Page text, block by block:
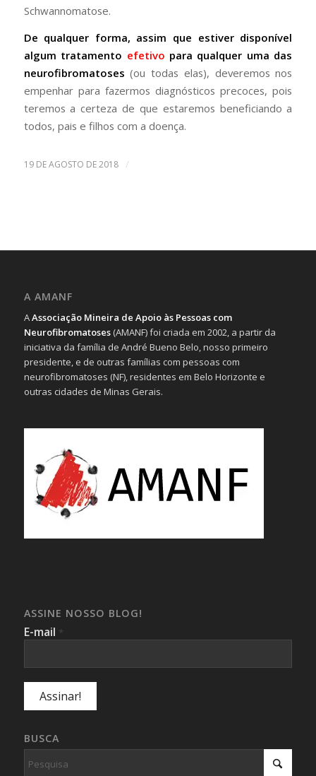
Schwannomatose.
De qualquer forma, assim que estiver disponível
algum tratamento efetivo para qualquer uma das
neurofibromatoses (ou todas elas), deveremos nos
empenhar para fazermos diagnósticos precoces, pois
teremos a certeza de que estaremos beneficiando a
todos, pais e filhos com a doença.
19 DE AGOSTO DE 2018 /
A AMANF
AAssociação Mineira de Apoio às Pessoas com
Neurofibromatoses(AMANF) foi criada em 2002, a partir da
iniciativa da família de André Bueno Belo, nosso primeiro
presidente, e de outras famílias com pessoas com
neurofibromatoses (NF), residentes em Belo Horizonte e
outras cidades de Minas Gerais.
ASSINE NOSSO BLOG!
E-mail *
BUSCA